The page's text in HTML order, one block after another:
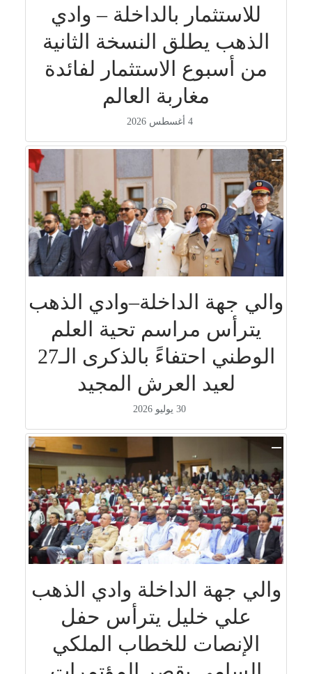
للاستثمار بالداخلة – وادي
الذهب يطلق النسخة الثانية
من أسبوع الاستثمار لفائدة
مغاربة العالم
4 أغسطس 2026
والي جهة الداخلة–وادي الذهب
يترأس مراسم تحية العلم
الوطني احتفاءً بالذكرى الـ27
لعيد العرش المجيد
30 يوليو 2026
والي جهة الداخلة وادي الذهب
علي خليل يترأس حفل
الإنصات للخطاب الملكي